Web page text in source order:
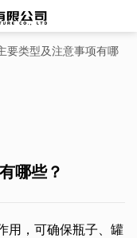
要类型及注意事项有哪
哪些？
用，可确保瓶子、罐